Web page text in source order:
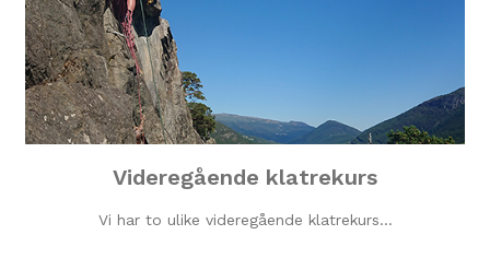
Videregående klatrekurs
Vi har to ulike videregående klatrekurs…